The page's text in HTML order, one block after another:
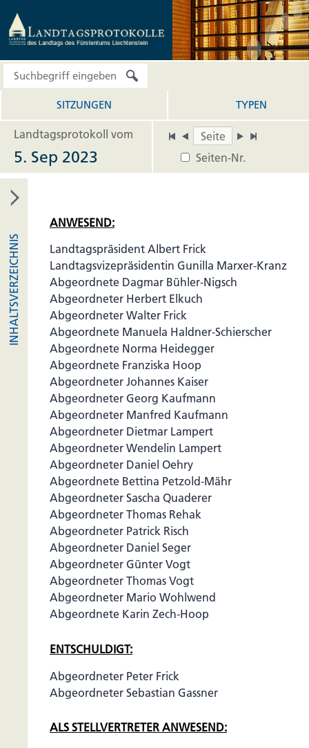
SITZUNGEN TYPEN
Landtagsprotokoll vom
Seiten-Nr.
5. Sep 2023
INHALTSVERZEICHNIS
ANWESEND:
Landtagspräsident Albert Frick
Landtagsvizepräsidentin Gunilla Marxer-Kranz
Abgeordnete Dagmar Bühler-Nigsch
Abgeordneter Herbert Elkuch
Abgeordneter Walter Frick
Abgeordnete Manuela Haldner-Schierscher
Abgeordnete Norma Heidegger
Abgeordnete Franziska Hoop
Abgeordneter Johannes Kaiser
Abgeordneter Georg Kaufmann
Abgeordneter Manfred Kaufmann
Abgeordneter Dietmar Lampert
Abgeordneter Wendelin Lampert
Abgeordneter Daniel Oehry
Abgeordnete Bettina Petzold-Mähr
Abgeordneter Sascha Quaderer
Abgeordneter Thomas Rehak
Abgeordneter Patrick Risch
Abgeordneter Daniel Seger
Abgeordneter Günter Vogt
Abgeordneter Thomas Vogt
Abgeordneter Mario Wohlwend
Abgeordnete Karin Zech-Hoop
ENTSCHULDIGT:
Abgeordneter Peter Frick
Abgeordneter Sebastian Gassner
ALS STELLVERTRETER ANWESEND: